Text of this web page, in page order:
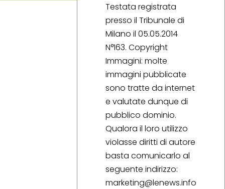
Testata registrata
presso il Tribunale di
Milano il 05.05.2014
N°163. Copyright
Immagini: molte
immagini pubblicate
sono tratte da internet
e valutate dunque di
pubblico dominio.
Qualora il loro utilizzo
violasse diritti di autore
basta comunicarlo al
seguente indirizzo:
marketing@lenews.info